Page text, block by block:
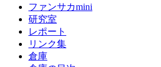
ファンサカmini
研究室
レポート
リンク集
倉庫